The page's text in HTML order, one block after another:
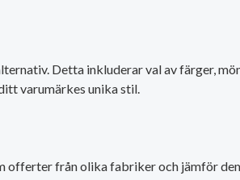
Detta inkluderar val av färger,
varumärkes unika stil.
offerter från olika fabriker och jämför